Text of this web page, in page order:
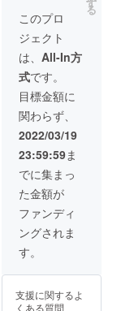
どもた
ちへの
メッ
セージ
5月に郵
送いた
しま
す。 な
お、掲
載の写
真・図
版・文
章の無
断転載
は固く
お断り
いたし
ます。
に掲載
の写
真・図
版・文
章の無
断転載
は固く
お断り
いたし
ます。
る
このプロ
ジェクト
は、 All-In方
式です。
目標金額に
関わらず、
2022/03/19
23:59:59ま
でに集まっ
た金額が
ファンディ
ングされま
す。
支援に関するよ
くある質問